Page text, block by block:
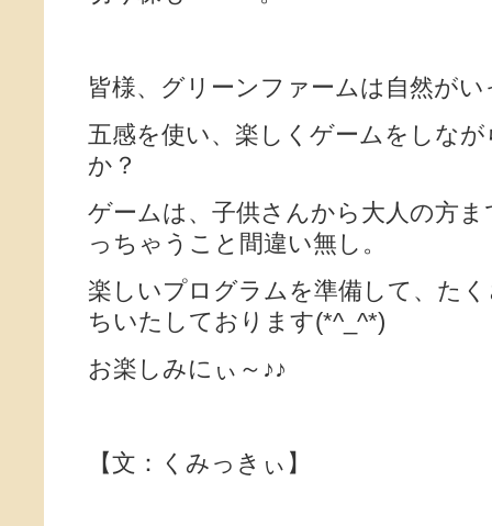
皆様、グリーンファームは自然が
五感を使い、楽しくゲームをしな
か？
ゲームは、子供さんから大人の方
っちゃうこと間違い無し。
楽しいプログラムを準備して、た
ちいたしております(*^_^*)
お楽しみにぃ～♪♪
【文：くみっきぃ】